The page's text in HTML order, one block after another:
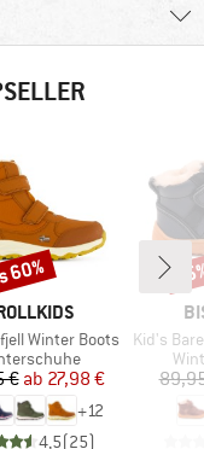
Winter Boots
Preis
€ reduzierter Preis
ab 27,98 €
+12
4,5(25)
60%
Artikel
Kid's